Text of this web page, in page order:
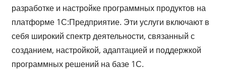
разработке и настройке программных продуктов на
платформе 1С:Предприятие. Эти услуги включают в
себя широкий спектр деятельности, связанный с
созданием, настройкой, адаптацией и поддержкой
программных решений на базе 1С.